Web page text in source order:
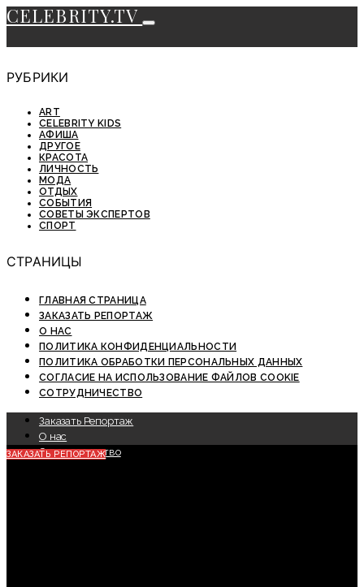
CELEBRITY.TV
РУБРИКИ
ART
CELEBRITY KIDS
АФИША
ДРУГОЕ
КРАСОТА
ЛИЧНОСТЬ
МОДА
ОТДЫХ
СОБЫТИЯ
СОВЕТЫ ЭКСПЕРТОВ
СПОРТ
СТРАНИЦЫ
ГЛАВНАЯ СТРАНИЦА
ЗАКАЗАТЬ РЕПОРТАЖ
О НАС
ПОЛИТИКА КОНФИДЕНЦИАЛЬНОСТИ
ПОЛИТИКА ОБРАБОТКИ ПЕРСОНАЛЬНЫХ ДАННЫХ
СОГЛАСИЕ НА ИСПОЛЬЗОВАНИЕ ФАЙЛОВ COOKIE
СОТРУДНИЧЕСТВО
Заказать Репортаж
О нас
Сотрудничество
ЗАКАЗАТЬ РЕПОРТАЖ